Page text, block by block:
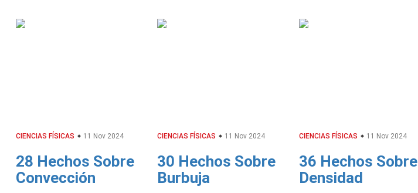
CIENCIAS FÍSICAS 11 Nov 2024
28 Hechos Sobre
Convección
CIENCIAS FÍSICAS 11 Nov 2024
30 Hechos Sobre
Burbuja
CIENCIAS FÍSICAS 11 Nov 2024
36 Hechos Sobre
Densidad